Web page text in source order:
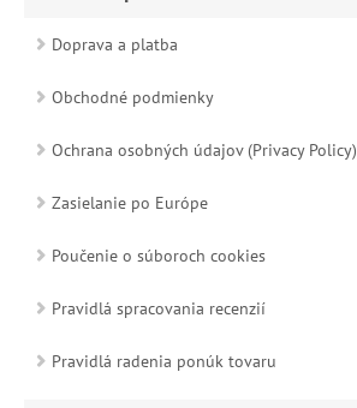
Doprava a platba
Obchodné podmienky
Ochrana osobných údajov (Privacy Policy)
Zasielanie po Európe
Poučenie o súboroch cookies
Pravidlá spracovania recenzií
Pravidlá radenia ponúk tovaru